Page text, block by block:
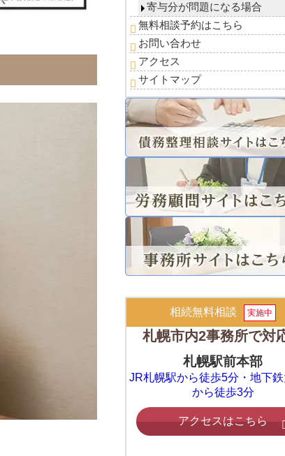
寄与分が問題になる場合
無料相談予約はこちら
お問い合わせ
アクセス
サイトマップ
相続無料相談 実施中
札幌市内2事務所で対
札幌駅前本部
JR札幌駅から徒歩5分・地下
から徒歩3分
アクセスはこちら